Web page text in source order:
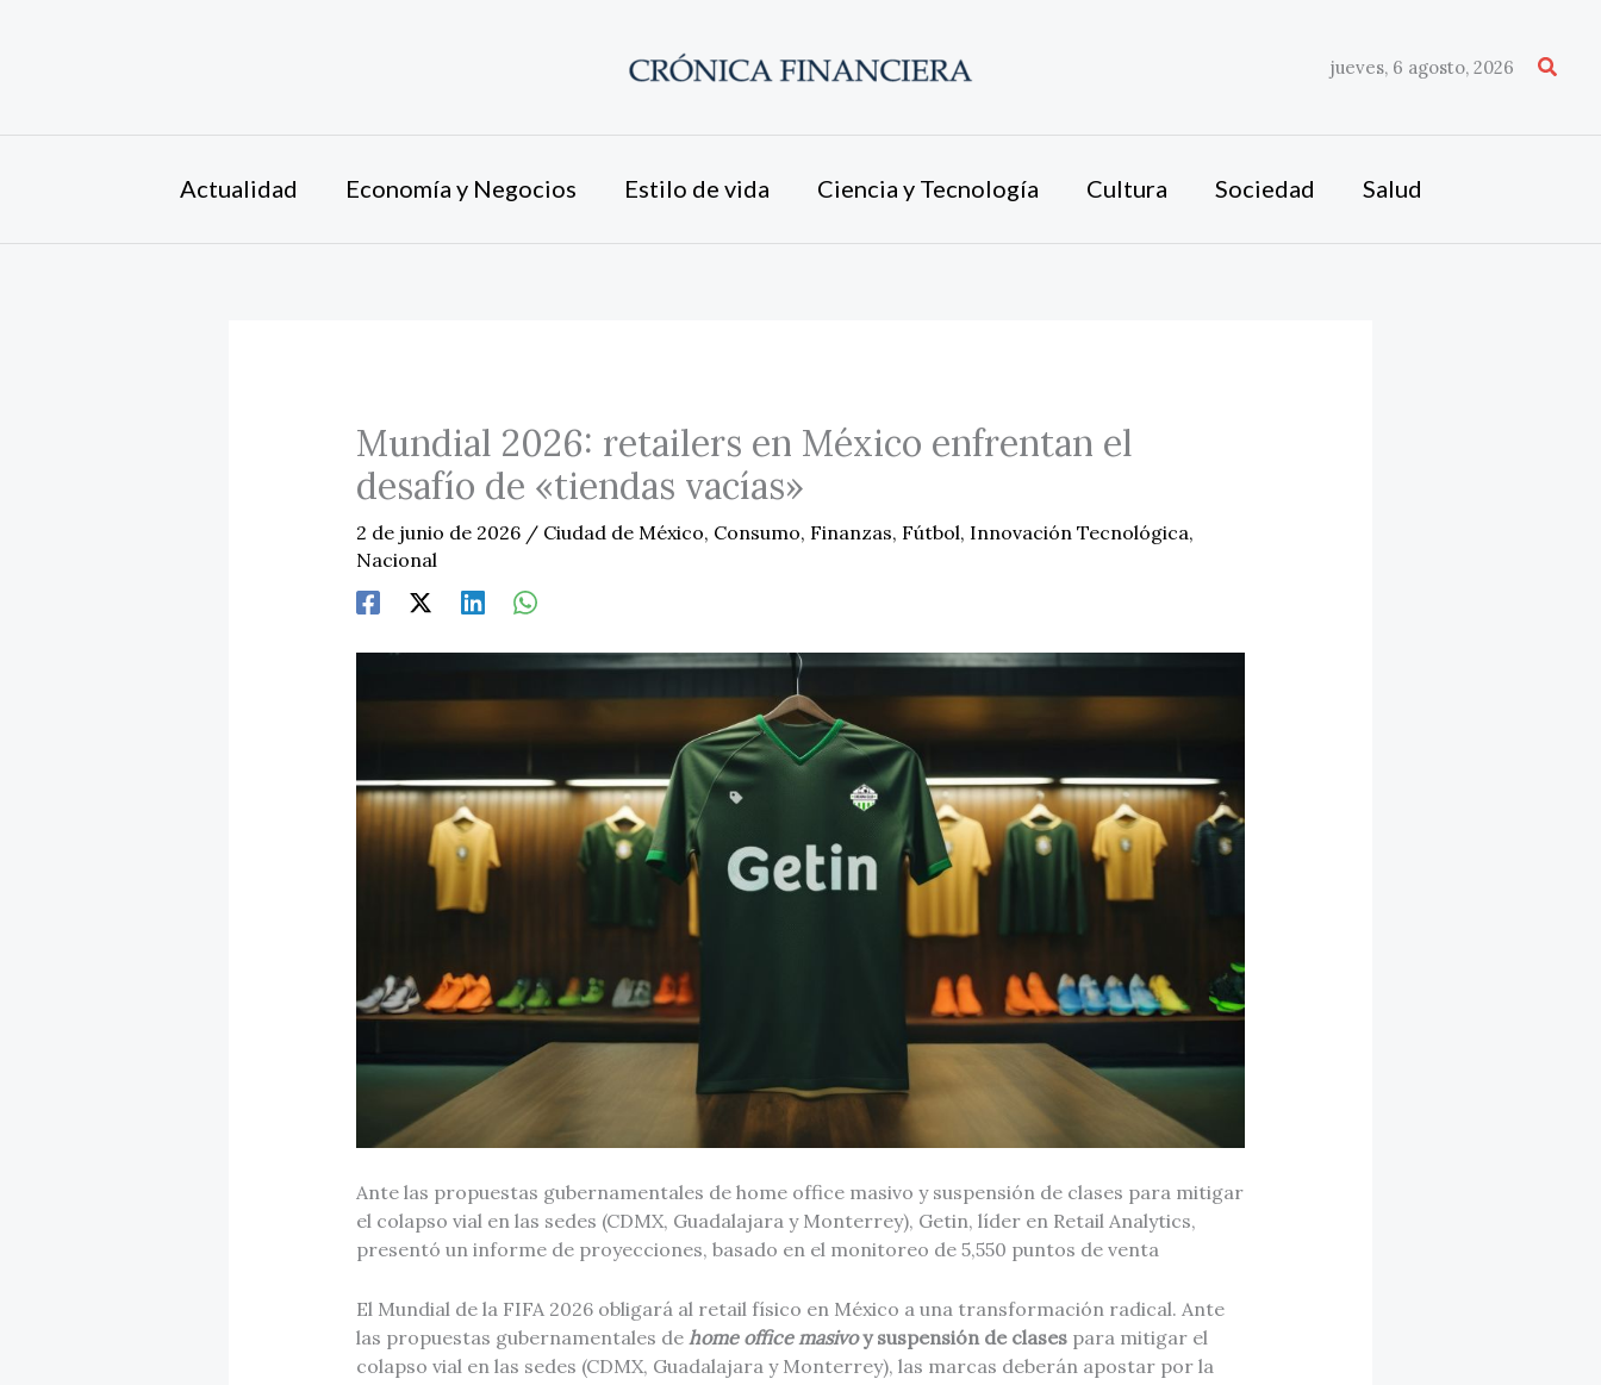
jueves, 6 agosto, 2026
Actualidad Economía y Negocios Estilo de vida Ciencia y Tecnología Cultura Sociedad Salud
Mundial 2026: retailers en México enfrentan el
desafío de «tiendas vacías»
2 de junio de 2026 / Ciudad de México, Consumo, Finanzas, Fútbol, Innovación Tecnológica,
Nacional
Ante las propuestas gubernamentales de home office masivo y suspensión de clases para mitigar
el colapso vial en las sedes (CDMX, Guadalajara y Monterrey), Getin, líder en Retail Analytics,
presentó un informe de proyecciones, basado en el monitoreo de 5,550 puntos de venta
El Mundial de la FIFA 2026 obligará al retail físico en México a una transformación radical. Ante
las propuestas gubernamentales de home office masivoy suspensión de clasespara mitigar el
colapso vial en las sedes (CDMX, Guadalajara y Monterrey), las marcas deberán apostar por la